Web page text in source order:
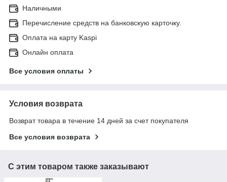
Наличными
Перечисление средств на банковскую карточку.
Оплата на карту Kaspi
Онлайн оплата
Все условия оплаты
Условия возврата
Возврат товара в течение 14 дней за счет покупателя
Все условия возврата
С этим товаром также заказывают